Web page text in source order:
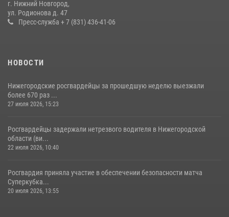
13 июля 2026, 06:45
г. Нижний Новгород,
ул. Родионова д. 47
Пресс-служба + 7 (831) 436-41-06
НОВОСТИ
Нижегородские росгвардейцы за прошедшую неделю выезжали
более 670 раз ...
27 июля 2026, 15:23
Росгвардейцы задержали нетрезвого водителя в Нижегородской
области (ви...
22 июля 2026, 10:40
Росгвардия приняла участие в обеспечении безопасности матча
Суперкубка...
20 июля 2026, 13:55